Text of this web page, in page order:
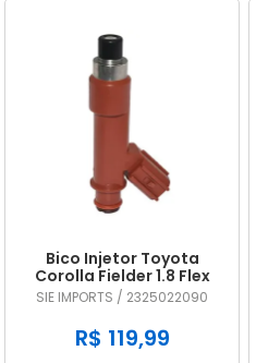
Bico Injetor Toyota
Corolla Fielder 1.8 Flex
2009 2010 2011 2012 2013
2325022090
SIE IMPORTS / 2325022090
R$ 119,99